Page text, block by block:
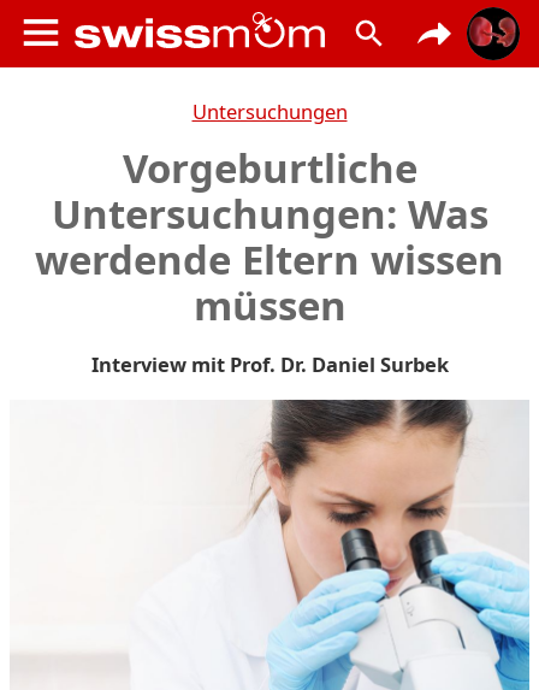
Untersuchungen
Vorgeburtliche
Untersuchungen: Was
werdende Eltern wissen
müssen
Interview mit Prof. Dr. Daniel Surbek